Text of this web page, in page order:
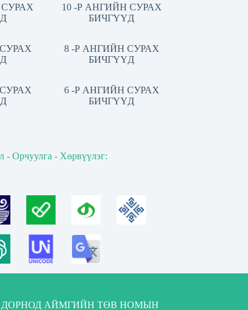
СУРАХ
10 -Р АНГИЙН СУРАХ
БИЧГҮҮД
8 -Р АНГИЙН СУРАХ
БИЧГҮҮД
6 -Р АНГИЙН СУРАХ
БИЧГҮҮД
- Орчуулга - Хөрвүүлэг:
© ДОРНОД АЙМГИЙН ТӨВ НОМЫН